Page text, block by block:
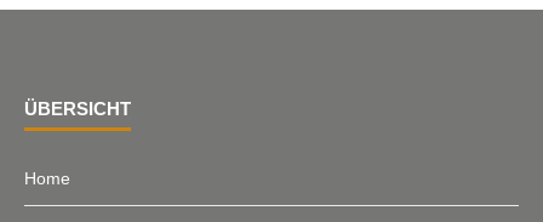
ÜBERSICHT
Home